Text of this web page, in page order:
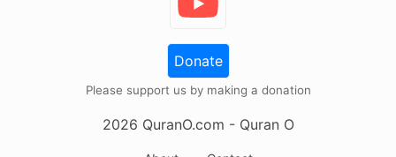
Donate
Please support us by making a donation
2026 QuranO.com - Quran O